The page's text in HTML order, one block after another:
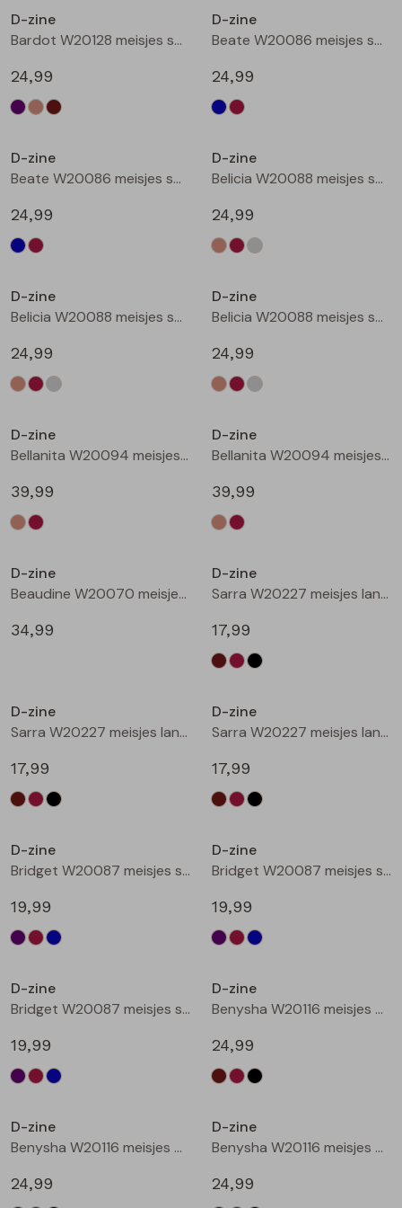
Blouses lange mouw
Sweatshirts
Gilet spencers
Jackjes
Blazers
Bermuda's
Bermuda's
Lange broek
Jackjes
Jassen
Leggings
Rokken
Lange broeken
Lange broeken
Leggings
T-shirts lange mouw
Tops
Vesten
D-zine
Bardot W20128 meisjes sweatshirt Bruin donker
24,99
D-zine
Beate W20086 meisjes sweatshirt Marine
24,99
D-zine
Beate W20086 meisjes sweatshirt Wijnrood
24,99
D-zine
Belicia W20088 meisjes sweatshirt Ecru melee
24,99
D-zine
Belicia W20088 meisjes sweatshirt Wijnrood
24,99
D-zine
Belicia W20088 meisjes sweatshirt Grey melee
24,99
D-zine
Bellanita W20094 meisjes buiten jack Zand
39,99
D-zine
Bellanita W20094 meisjes buiten jack Wijnrood
39,99
D-zine
Beaudine W20070 meisjes lange broek Bruin donker
34,99
D-zine
Sarra W20227 meisjes lange broek Bruin donker
17,99
D-zine
Sarra W20227 meisjes lange broek Wijnrood
17,99
D-zine
Sarra W20227 meisjes lange broek Zwart
17,99
D-zine
Bridget W20087 meisjes sweatshirt Cyclaam
19,99
D-zine
Bridget W20087 meisjes sweatshirt Wijnrood
19,99
D-zine
Bridget W20087 meisjes sweatshirt Raf
19,99
D-zine
Benysha W20116 meisjes bermuda Bruin donker
24,99
D-zine
Benysha W20116 meisjes bermuda Wijnrood
24,99
D-zine
Benysha W20116 meisjes bermuda Zwart
24,99